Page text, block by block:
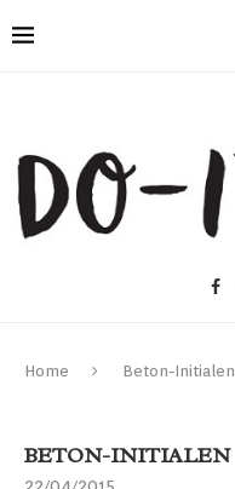
Home Beton-Initialen
BETON-INITIALEN